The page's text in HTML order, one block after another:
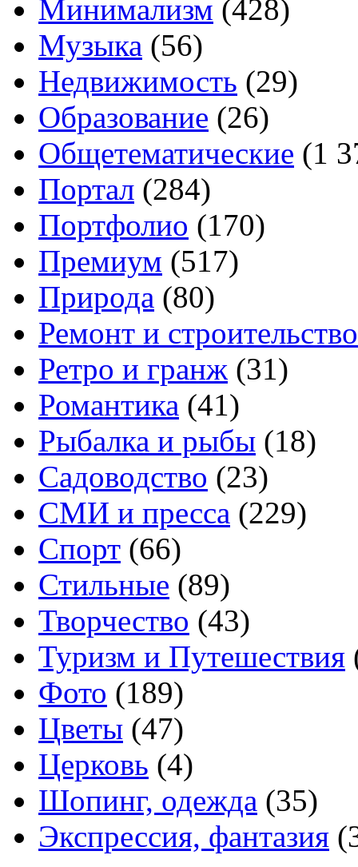
Минимализм (428)
Музыка (56)
Недвижимость (29)
Образование (26)
Общетематические (1
Портал (284)
Портфолио (170)
Премиум (517)
Природа (80)
Ремонт и строительство
Ретро и гранж (31)
Романтика (41)
Рыбалка и рыбы (18)
Садоводство (23)
СМИ и пресса (229)
Спорт (66)
Стильные (89)
Творчество (43)
Туризм и Путешествия
Фото (189)
Цветы (47)
Церковь (4)
Шопинг, одежда (35)
Экспрессия, фантазия